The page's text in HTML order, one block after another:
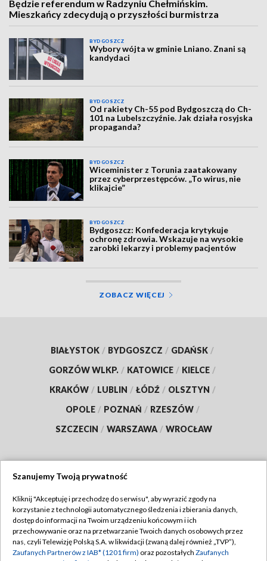
Będzie referendum w Radzyniu Chełmińskim.
Mieszkańcy zdecydują o przyszłości burmistrza
BYDGOSZCZ
Wybory wójta w gminie Lniano. Znani są
kandydaci
BYDGOSZCZ
Od rakiety Ch-55 pod Bydgoszczą do Ch-
101 na Lubelszczyźnie. Jak działa rosyjska
propaganda?
BYDGOSZCZ
Wiceminister z Torunia zaatakowany
przez cyberprzestępców. „To wirus, nie
klikajcie”
BYDGOSZCZ
Bydgoszcz: Konfederacja krytykuje
ochronę zdrowia. Wskazuje na wysokie
zarobki lekarzy i problemy pacjentów
ZOBACZ WIĘCEJ
BIAŁYSTOK / BYDGOSZCZ / GDAŃSK /
GORZÓW WLKP. / KATOWICE / KIELCE /
KRAKÓW / LUBLIN / ŁÓDŹ / OLSZTYN /
OPOLE / POZNAŃ / RZESZÓW /
SZCZECIN / WARSZAWA / WROCŁAW
TVP
Abonament TVP
Emisja w TVP
Regulamin TVP
Polityka prywatności
Szanujemy Twoją prywatność
Kliknij "Akceptuję i przechodzę do serwisu", aby wyrazić zgody na
korzystanie z technologii automatycznego śledzenia i zbierania danych,
dostęp do informacji na Twoim urządzeniu końcowym i ich
przechowywanie oraz na przetwarzanie Twoich danych osobowych przez
nas, czyli Telewizję Polską S.A. w likwidacji (zwaną dalej również „TVP”),
Zaufanych Partnerów z IAB* (1201 firm) oraz pozostałych Zaufanych